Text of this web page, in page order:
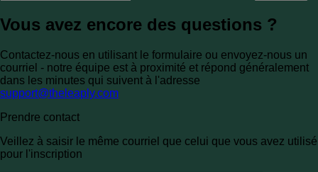
Vous avez encore des questions ?
Contactez-nous en utilisant le formulaire ou envoyez-nous un
courriel - notre équipe est à proximité et répond généralement
dans les minutes qui suivent à l'adresse
support@theleaply.com
Prendre contact
Veillez à saisir le même courriel que celui que vous avez utilisé
pour l'inscription